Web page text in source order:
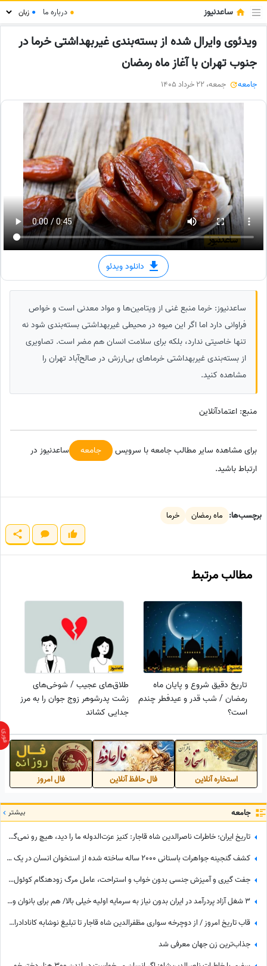
ساعدنیوز ● درباره ما ●
ویدئوی وایرال شده از بسته‌بندی غیربهداشتی خرما در
جنوب تهران با آغاز ماه رمضان
جامعه جمعه، 22 خرداد 1405
دانلود ویدئو
ساعدنیوز: خرما منبع غنی از ویتامین‌ها و مواد معدنی است و خواص
فراوانی دارد اما اگر این میوه در محیطی غیربهداشتی بسته‌بندی شود نه
تنها خاصیتی ندارد، بلکه برای سلامت انسان هم مضر است. تصاویری
از بسته‌بندی غیربهداشتی خرماهای بی‌ارزش در صالح‌آباد تهران را
مشاهده‌ کنید.
منبع: اعتمادآنلاین
برای مشاهده سایر مطالب جامعه با سرویس جامعه
ساعدنیوز در
ارتباط باشید.
برچسب‌ها: ماه رمضان خرما
مطالب مرتبط
تاریخ دقیق شروع و پایان ماه
رمضان / شب قدر و عیدفطر چندم
است؟
طلاق‌های عجیب / شوخی‌های
زشت پدرشوهر زوج جوان را به مرز
جدایی کشاند
استخاره آنلاین فال حافظ آنلاین فال امروز
جامعه بیشتر
تاریخ ایران؛ خاطرات ناصرالدین شاه قاجار: کنیز عزت‌الدوله ما را دید، هیچ رو نمی‌گرفت، بسیار خجالت کشیدیم و...
کشف گنجینه جواهرات باستانی 2000 ساله ساخته شده از استخوان انسان در یک قصر مجلل+عکس
جفت گیری و آمیزش جنسی بدون خواب و استراحت، عامل مرگ زودهنگام کوئول‌ها! +عکس
3 شغل آزاد پردرآمد در ایران بدون نیاز به سرمایه اولیه خیلی بالا/ هم برای بانوان و هم آقایون
قاب تاریخ امروز / از دوچرخه سواری مظفرالدین شاه قاجار تا تبلیغ نوشابه ‌کانادادرای و تصویر دیده نشده از جردن که کم از لس‌آنجلس نداره + عکس
جذاب‌ترین زن جهان معرفی شد